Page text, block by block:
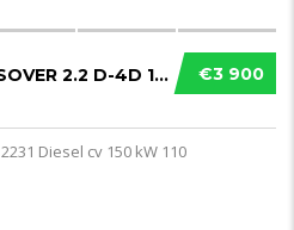
€3 900
TOYOTA – RAV4 – CROSSOVER 2.2 D-4D 150CV DPF EXCL. SOLO COMMERCIANTI
2231 Diesel cv 150 kW 110